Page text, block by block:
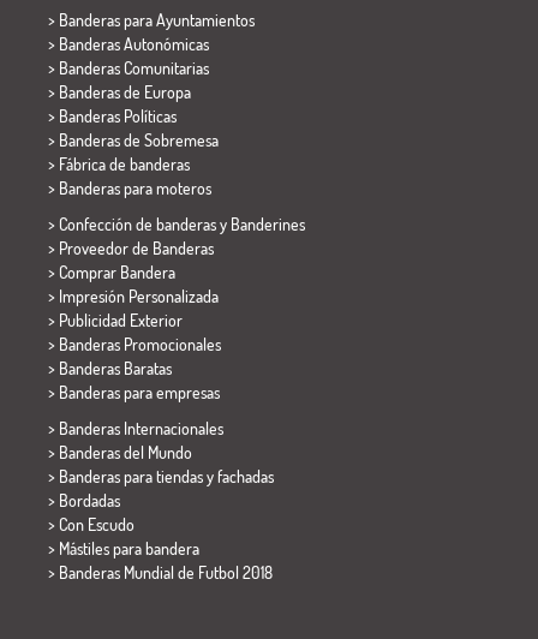
> Banderas para Ayuntamientos
> Banderas Autonómicas
> Banderas Comunitarias
> Banderas de Europa
> Banderas Políticas
> Banderas de Sobremesa
> Fábrica de banderas
> Banderas para moteros
> Confección de banderas y Banderines
> Proveedor de Banderas
> Comprar Bandera
> Impresión Personalizada
> Publicidad Exterior
> Banderas Promocionales
> Banderas Baratas
> Banderas para empresas
> Banderas Internacionales
> Banderas del Mundo
> Banderas para tiendas y fachadas
> Bordadas
> Con Escudo
> Mástiles para bandera
> Banderas Mundial de Futbol 2018